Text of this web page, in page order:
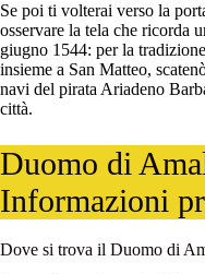
Se poi ti volterai verso la
osservare la tela che ricorda
giugno 1544: per la
insieme a San Matteo,
navi del pirata Ariadeno
città.
Duomo di
Informazioni
Dove si trova il Duomo di